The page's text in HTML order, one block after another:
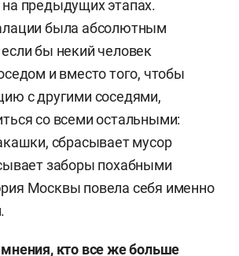
предыдущих этапах.
была абсолютным
бы некий человек
и вместо того, чтобы
с другими соседями,
со всеми остальными:
сбрасывает мусор
заборы похабными
Москвы повела себя именно
кто все же больше